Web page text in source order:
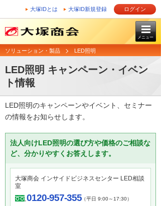
大塚IDとは 大塚ID新規登録 ログイン
メニュー
ソリューション・製品 LED照明
LED照明 キャンペーン・イベン
ト情報
LED照明のキャンペーンやイベント、セミナー
の情報をお知らせします。
法人向けLED照明の選び方や価格のご相談な
ど、分かりやすくお答えします。
大塚商会 インサイドビジネスセンター LED相談
室
0120-957-355（平日 9:00～17:30）